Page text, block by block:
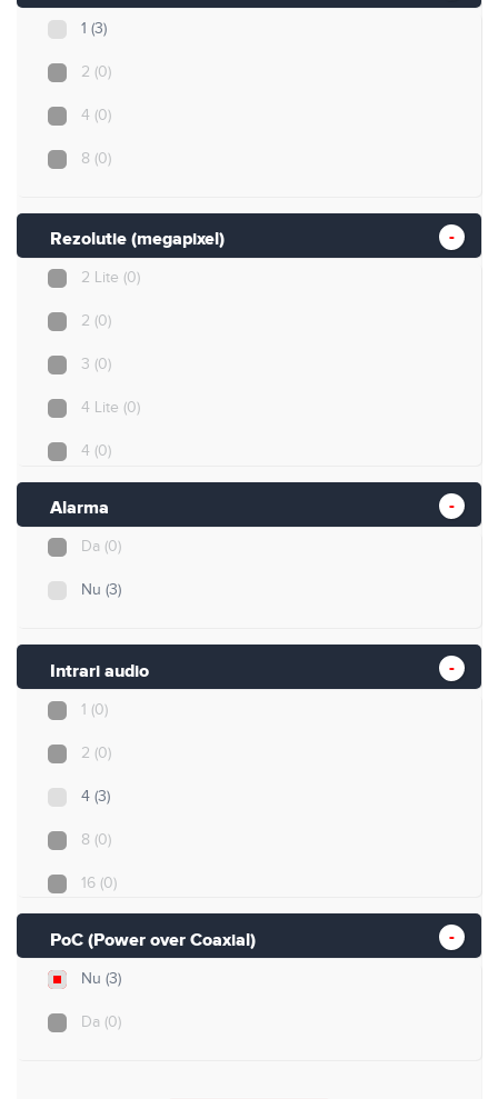
1 (3)
2 (0)
4 (0)
8 (0)
Rezolutie (megapixel)
2 Lite (0)
2 (0)
3 (0)
4 Lite (0)
4 (0)
5 Lite
8 (0)
Alarma
Da (0)
Nu (3)
Intrari audio
1 (0)
2 (0)
4 (3)
8 (0)
16 (0)
PoC (Power over Coaxial)
Nu (3)
Da (0)